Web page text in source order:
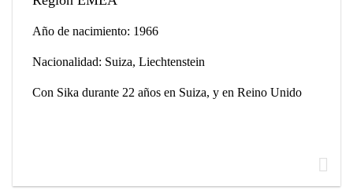
Año de nacimiento: 1966
Nacionalidad: Suiza, Liechtenstein
Con Sika durante 22 años en Suiza, y en Reino Unido